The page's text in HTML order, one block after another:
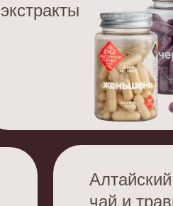
экстракты
Алтайский
чай и